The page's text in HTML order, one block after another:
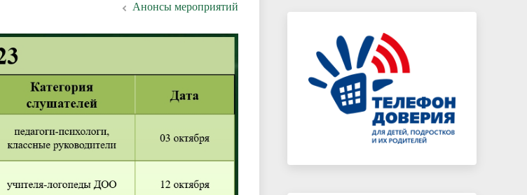
Анонсы мероприятий